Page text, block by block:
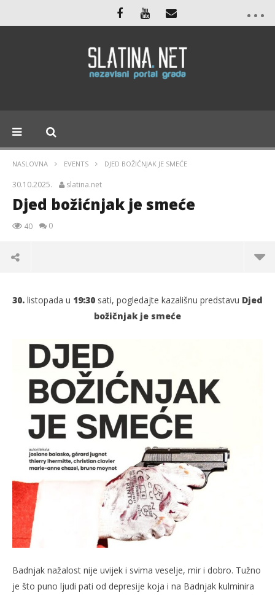
NASLOVNA EVENTS DJED BOŽIĆNJAK JE SMEĆE
30.10.2025. slatina.net
Djed božićnjak je smeće
40 0
Djed božićnjak je smeće
30.10.2025.
slatina.net
30. listopada u 19:30 sati, pogledajte kazališnu predstavu Djed
božičnjak je smeće
Badnjak nažalost nije uvijek i svima veselje, mir i dobro. Tužno
je što puno ljudi pati od depresije koja i na Badnjak kulminira